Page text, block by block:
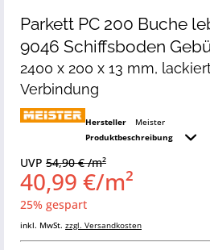
Parkett PC 200 Buche
9046 Schiffsboden
2400 x 200 x 13 mm,
Verbindung
Hersteller
Meister
Produktbeschreibung
UVP 54,90 € /m²
40,99 €/m²
25% gespart
inkl. MwSt. zzgl. Versandkosten